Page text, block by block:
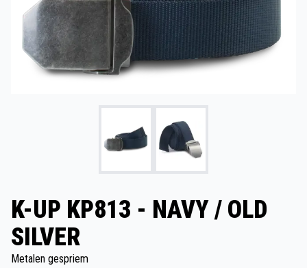
K-UP KP813 - NAVY / OLD
SILVER
Metalen gespriem